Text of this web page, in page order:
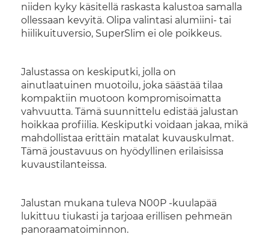
niiden kyky käsitellä raskasta kalustoa samalla
ollessaan kevyitä. Olipa valintasi alumiini- tai
hiilikuituversio, SuperSlim ei ole poikkeus.
Jalustassa on keskiputki, jolla on
ainutlaatuinen muotoilu, joka säästää tilaa
kompaktiin muotoon kompromisoimatta
vahvuutta. Tämä suunnittelu edistää jalustan
hoikkaa profiilia. Keskiputki voidaan jakaa, mikä
mahdollistaa erittäin matalat kuvauskulmat.
Tämä joustavuus on hyödyllinen erilaisissa
kuvaustilanteissa.
Jalustan mukana tuleva N00P -kuulapää
lukittuu tiukasti ja tarjoaa erillisen pehmeän
panoraamatoiminnon.